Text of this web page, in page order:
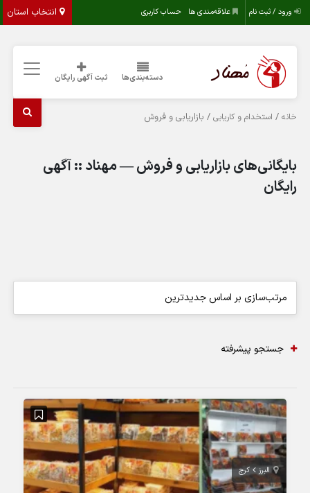
انتخاب استان ورود / ثبت نام علاقه‌مندی ها حساب کاربری
دسته‌بندی‌ها ثبت آگهی رایگان
خانه / استخدام و کاریابی / بازاریابی و فروش
بایگانی‌های بازاریابی و فروش — مهناد :: آگهی
رایگان
جستجو پیشرفته
البرز کرج